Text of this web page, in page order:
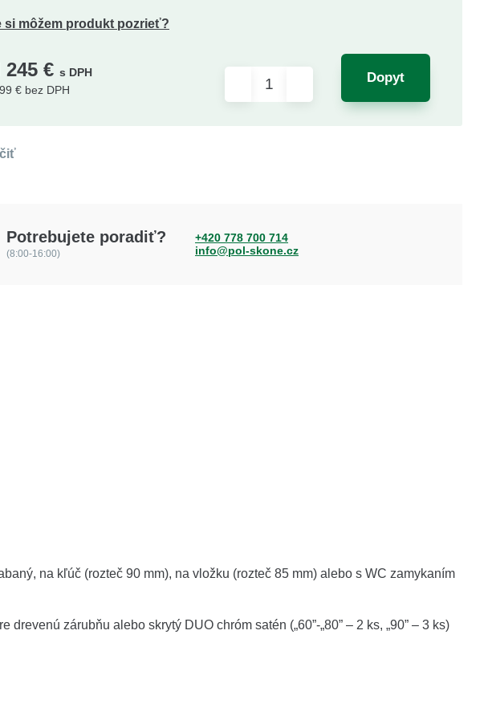
si môžem produkt pozrieť?
245 € s DPH
€ bez DPH
Dopyt
Potrebujete poradiť?
(8:00-16:00)
+420 778 700 714
info@pol-skone.cz
na kľúč (rozteč 90 mm), na vložku (rozteč 85 mm) alebo s WC zamykaním
zárubňu alebo skrytý DUO chróm satén („60”-„80” – 2 ks, „90” – 3 ks)